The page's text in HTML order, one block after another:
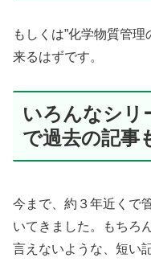
もしくは”化学物質管
来るはずです。
いろんなシリ
で過去の記事
今まで、約３年近くで
いてきました。もちろ
言えないような、短い